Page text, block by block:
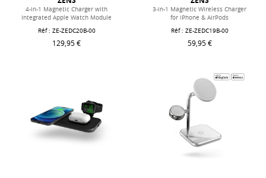
4-in-1 Magnetic Charger with
Integrated Apple Watch Module
Réf : ZE-ZEDC20B-00
129,95 €
3-in-1 Magnetic Wireless Charger
for iPhone & AirPods
Réf : ZE-ZEDC19B-00
59,95 €